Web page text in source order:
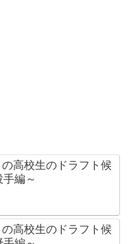
高校生のドラフト候
編～
高校生のドラフト候